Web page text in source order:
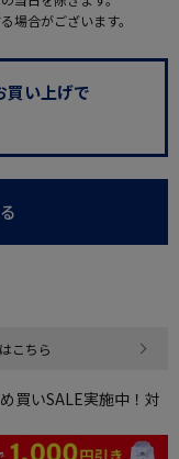
場合がございます。
い上げで
こちら
買いSALE実施中！対